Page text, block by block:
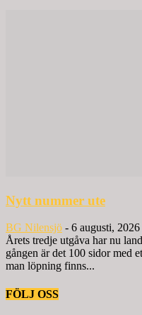
Nytt nummer ute
BG Nilensjö - 6 augusti, 2026
Årets tredje utgåva har nu
gången är det 100 sidor med
man löpning finns...
FÖLJ OSS